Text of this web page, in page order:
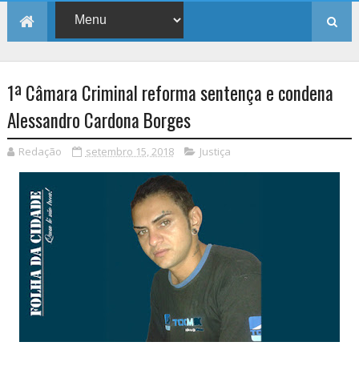
1ª Câmara Criminal reforma sentença e condena
Alessandro Cardona Borges
Redação setembro 15, 2018 Justiça